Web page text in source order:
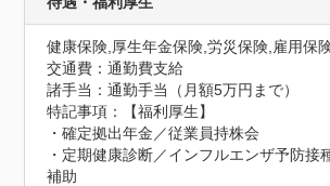
健康保険,厚生年金保険,労災保険,雇用保
交通費：通勤費支給
諸手当：通勤手当（月額5万円まで）
特記事項：【福利厚生】
・確定拠出年金／従業員持株会
・定期健康診断／インフルエンザ予防接
補助